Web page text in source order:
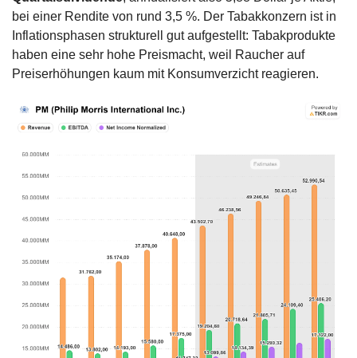
bei einer Rendite von rund 3,5 %. Der Tabakkonzern ist in
Inflationsphasen strukturell gut aufgestellt: Tabakprodukte
haben eine sehr hohe Preismacht, weil Raucher auf
Preiserhöhungen kaum mit Konsumverzicht reagieren.